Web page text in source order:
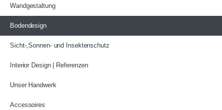
Wandgestaltung
Bodendesign
Sicht-,Sonnen- und Insektenschutz
Interior Design | Referenzen
Unser Handwerk
Accessoires